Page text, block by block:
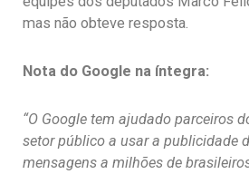
mas não obteve resposta.
Nota do Google na íntegra:
“O Google tem ajudado parceiros
setor público a usar a publicidade
mensagens a milhões de